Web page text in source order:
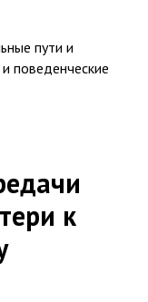
пути и
поведенческие
к